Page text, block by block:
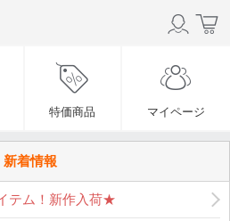
特価商品 マイページ
新着情報
テム！新作入荷★